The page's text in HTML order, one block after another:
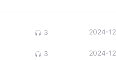
3 2024-12
3 2024-12